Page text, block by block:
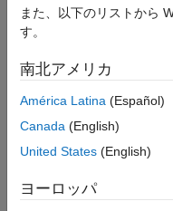
Eye Measurements, Jitter, and
MATLAB
Data Import
Mixed-Signal System Analysis
Functions
tr0Reader
sw0Reader
ac0Reader
また、以下のリストから
す。
南北アメリカ
América Latina (Español)
Canada (English)
United States (English)
ヨーロッパ